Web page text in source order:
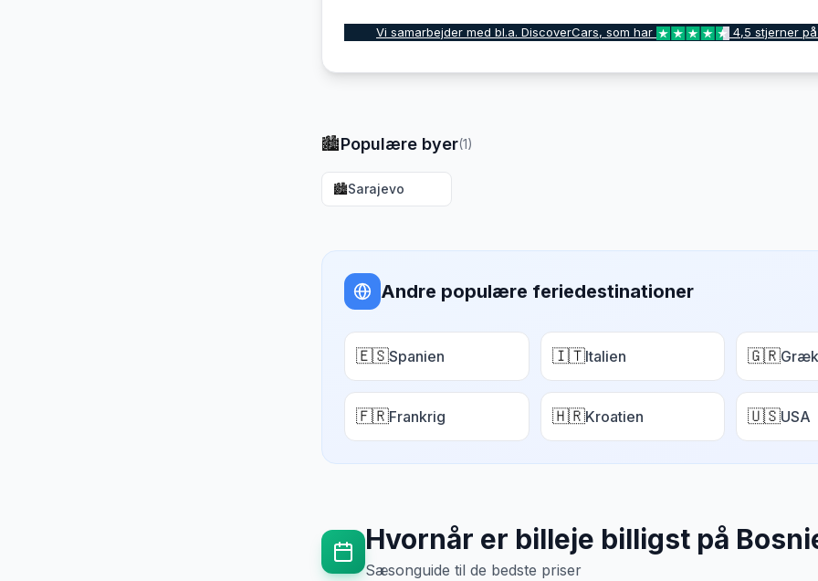
Vi samarbejder med bl.a. DiscoverCars, som har 4,5 stjerner
🏙️Populære byer(1)
🏙️Sarajevo
Andre populære feriedestinationer
🇪🇸Spanien 🇮🇹Italien 🇬🇷
🇫🇷Frankrig 🇭🇷Kroatien 🇺🇸USA
Hvornår er billeje billigst på
Sæsonguide til de bedste priser